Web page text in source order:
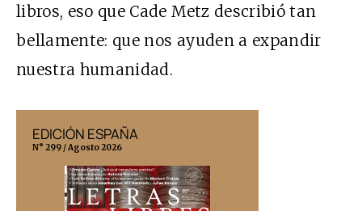
libros, eso que Cade Metz describió tan
bellamente: que nos ayuden a expandir
nuestra humanidad.
EDICIÓN ESPAÑA
N° 299 / Agosto 2026